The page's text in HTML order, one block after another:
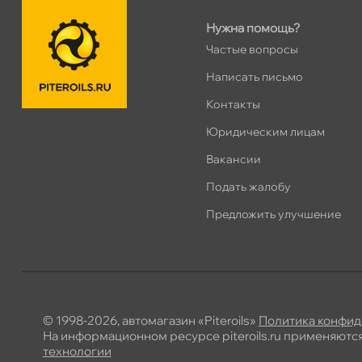
ПН–ВС
Сегодня, бесплатно
пр.Просвещения 72
Нужна помощь?
Частые вопросы
Написать письмо
Контакты
Юридическим лицам
акансии
Подать жалобу
Предложить улучшение
© 1998-2026, автомагазин «Piteroils» Политика
На информационном ресурсе piteroils.ru
технологии